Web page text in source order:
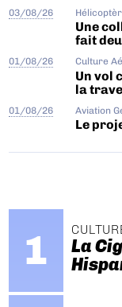
03/08/26
Une
fait
01/08/26 Culture
Un vol
la
01/08/26 Aviation
Le
La